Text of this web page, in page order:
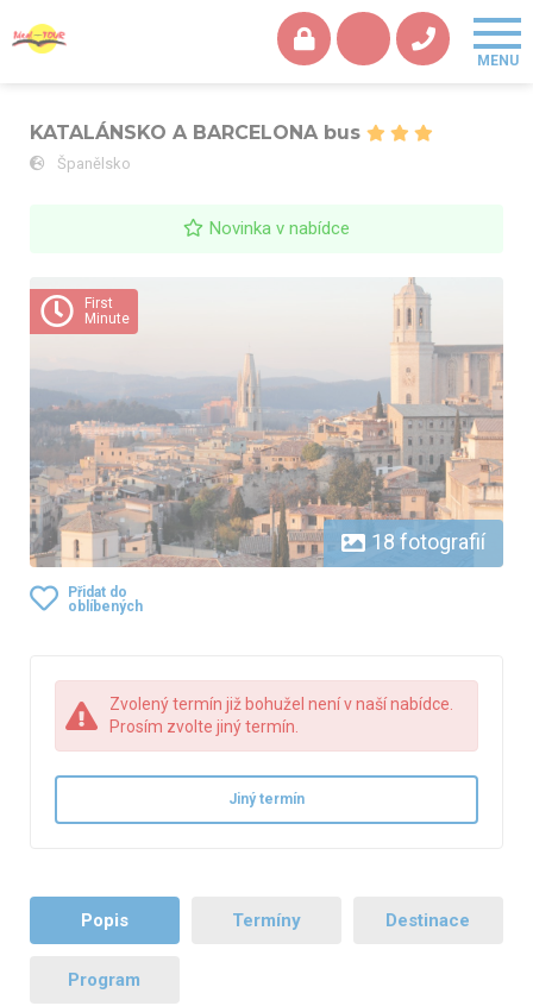
KATALÁNSKO A BARCELONA bus
Španělsko
Novinka v nabídce
KATALÁNSKO A BARCELONA bus - Girona
First
Minute
18 fotografií
Přidat do
oblíbených
Zvolený termín již bohužel není v naší nabídce.
Prosím zvolte jiný termín.
Jiný termín
Popis Termíny Destinace
Program